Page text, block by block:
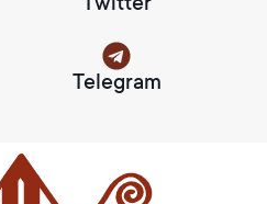
Twitter
Telegram